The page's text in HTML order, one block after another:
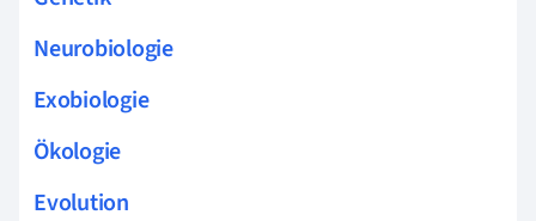
Neurobiologie
Exobiologie
Ökologie
Evolution